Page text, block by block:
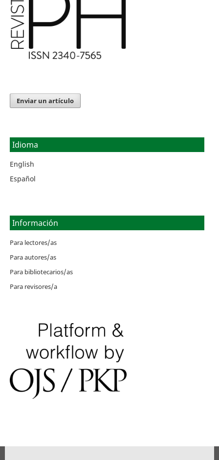
Enviar un artículo
Idioma
English
Español
Información
Para lectores/as
Para autores/as
Para bibliotecarios/as
Para revisores/a